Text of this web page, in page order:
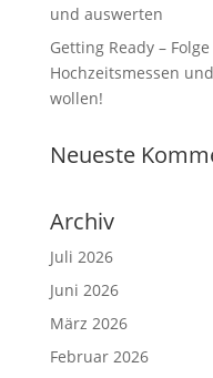
und auswerten
Getting Ready –
Hochzeitsmessen
wollen!
Neueste
Archiv
Juli 2026
Juni 2026
März 2026
Februar 2026